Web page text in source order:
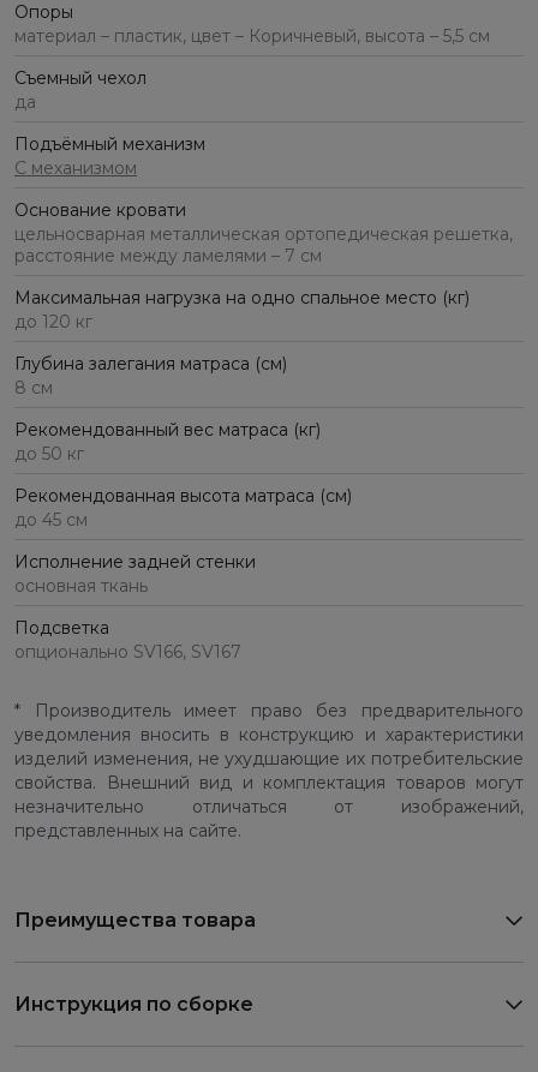
Опоры
материал – пластик, цвет – Коричневый, высота – 5,5 см
Съемный чехол
да
Подъёмный механизм
С механизмом
Основание кровати
цельносварная металлическая ортопедическая решетка,
расстояние между ламелями – 7 см
Максимальная нагрузка на одно спальное место (кг)
до 120 кг
Глубина залегания матраса (см)
8 см
Рекомендованный вес матраса (кг)
до 50 кг
Рекомендованная высота матраса (см)
до 45 см
Исполнение задней стенки
основная ткань
Подсветка
опционально SV166, SV167
* Производитель имеет право без предварительного
уведомления вносить в конструкцию и характеристики
изделий изменения, не ухудшающие их потребительские
свойства. Внешний вид и комплектация товаров могут
незначительно отличаться от изображений,
представленных на сайте.
Преимущества товара
Инструкция по сборке